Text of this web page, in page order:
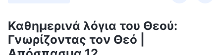
Καθημερινά λόγια του Θεού:
Γνωρίζοντας τον Θεό |